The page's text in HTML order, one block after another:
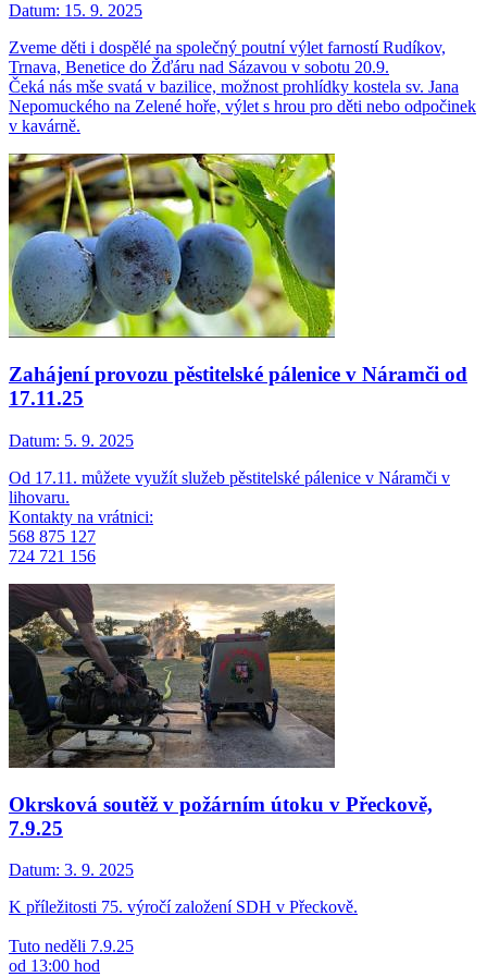
Datum: 15. 9. 2025
Zveme děti i dospělé na společný poutní výlet farností Rudíkov,
Trnava, Benetice do Žďáru nad Sázavou v sobotu 20.9.
Čeká nás mše svatá v bazilice, možnost prohlídky kostela sv. Jana
Nepomuckého na Zelené hoře, výlet s hrou pro děti nebo odpočinek
v kavárně.
Zahájení provozu pěstitelské pálenice v Náramči od
17.11.25
Datum: 5. 9. 2025
Od 17.11. můžete využít služeb pěstitelské pálenice v Náramči v
lihovaru.
Kontakty na vrátnici:
568 875 127
724 721 156
Okrsková soutěž v požárním útoku v Přeckově,
7.9.25
Datum: 3. 9. 2025
K příležitosti 75. výročí založení SDH v Přeckově.
Tuto neděli 7.9.25
od 13:00 hod